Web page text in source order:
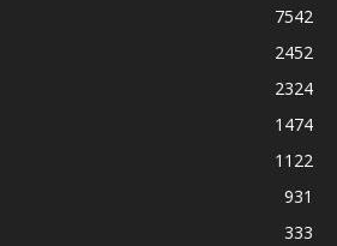
7542
2452
2324
1474
1122
931
333